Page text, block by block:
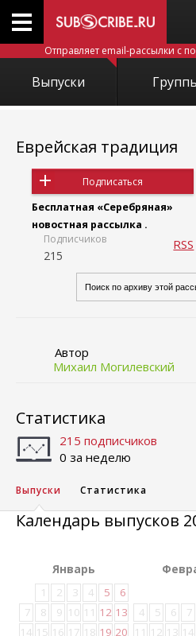
Отправляет email-рассылки с
Выпуски
Еврейская традиция
Подписаться
Бесплатная «Серебряная»
новостная рассылка .
Подписчиков
215
RSS
Автор
Михаил Могилевский
Статистика
215 подписчиков
0 за неделю
Выпуски Статистика
Календарь выпусков
Январь
1
2 3 4 5
6
7
8 9 10 11 12 13
14 15 16 17 18 19 20
4
5 6 7
11 12 13 14